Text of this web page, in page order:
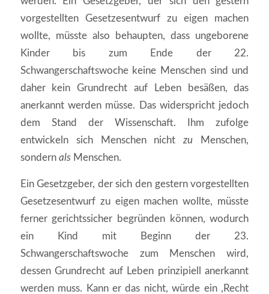
vorgestellten Gesetzesentwurf zu eigen machen
wollte, müsste also behaupten, dass ungeborene
Kinder bis zum Ende der 22.
Schwangerschaftswoche keine Menschen sind und
daher kein Grundrecht auf Leben besäßen, das
anerkannt werden müsse. Das widerspricht jedoch
dem Stand der Wissenschaft. Ihm zufolge
entwickeln sich Menschen nichtzu Menschen,
sondern alsMenschen.
Ein Gesetzgeber, der sich den gestern vorgestellten
Gesetzesentwurf zu eigen machen wollte, müsste
ferner gerichtssicher begründen können, wodurch
ein Kind mit Beginn der 23.
Schwangerschaftswoche zum Menschen wird,
dessen Grundrecht auf Leben prinzipiell anerkannt
werden muss. Kann er das nicht, würde ein ,Recht